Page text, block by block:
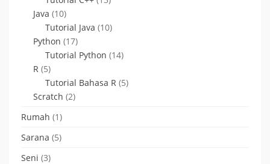
Java (10)
Tutorial Java (10)
Python (17)
Tutorial Python (14)
R (5)
Tutorial Bahasa R (5)
Scratch (2)
Rumah (1)
Sarana (5)
Seni (3)